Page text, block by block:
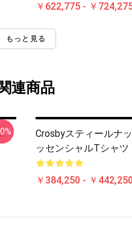
￥622,775 - ￥
もっと見る
連商品
Crosbyスティールナ
ッセンシャルTシャツ
￥384,250 - ￥442,250